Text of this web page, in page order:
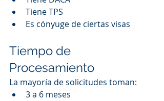
Tiene TPS
Es cónyuge de ciertas visas
Tiempo de
Procesamiento
La mayoría de solicitudes toman:
3 a 6 meses